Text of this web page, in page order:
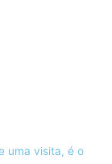
uma visita, é o